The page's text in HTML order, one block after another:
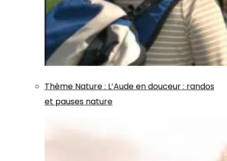
Thème Nature: L’Aude en douceur : randos
et pauses nature